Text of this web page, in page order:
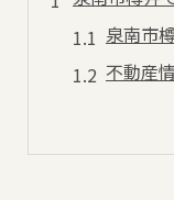
泉南市
不動産
初めて